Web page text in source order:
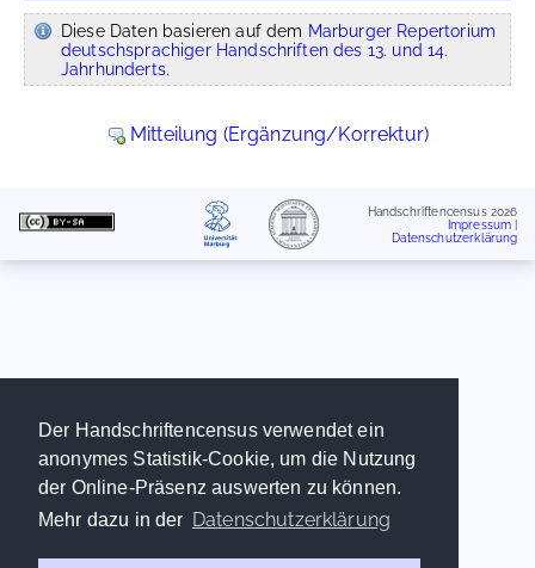
Der Handschriftencensus verwendet ein
anonymes Statistik-Cookie, um die Nutzung
der Online-Präsenz auswerten zu können.
Mehr dazu in der Datenschutzerklärung
Diese Daten basieren auf dem Marburger Repertorium
deutschsprachiger Handschriften des 13. und 14.
Jahrhunderts.
Mitteilung (Ergänzung/Korrektur)
Handschriftencensus 2026
Impressum
Datenschutzerklärung